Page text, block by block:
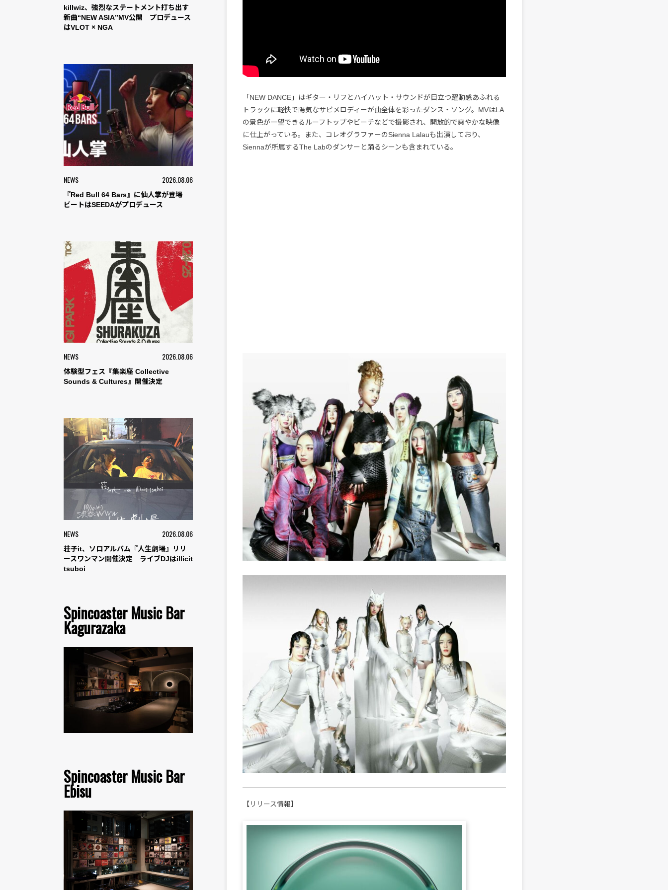
killwiz、強烈なステートメント打ち出す
新曲“NEW ASIA”MV公開 プロデュース
はVLOT × NGA
NEWS 2026.08.06
『Red Bull 64 Bars』に仙人掌が登場
ビートはSEEDAがプロデュース
NEWS 2026.08.06
体験型フェス『集楽座 Collective
Sounds & Cultures』開催決定
NEWS 2026.08.06
荘子it、ソロアルバム『人生劇場』リリ
ースワンマン開催決定 ライブDJはillicit
tsuboi
Spincoaster Music Bar
Kagurazaka
Spincoaster Music Bar
Ebisu
「NEW DANCE」はギター・リフとハイハット・サウンドが目立つ躍動感あふれる
トラックに軽快で陽気なサビメロディーが曲全体を彩ったダンス・ソング。MVはLA
の景色が一望できるルーフトップやビーチなどで撮影され、開放的で爽やかな映像
に仕上がっている。また、コレオグラファーのSienna Lalauも出演しており、
Siennaが所属するThe Labのダンサーと踊るシーンも含まれている。
【リリース情報】